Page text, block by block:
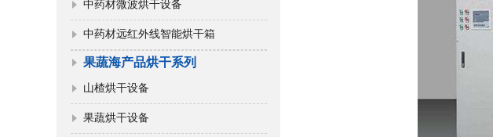
中药材微波烘干设备
中药材远红外线智能烘干箱
果蔬海产品烘干系列
山楂烘干设备
果蔬烘干设备